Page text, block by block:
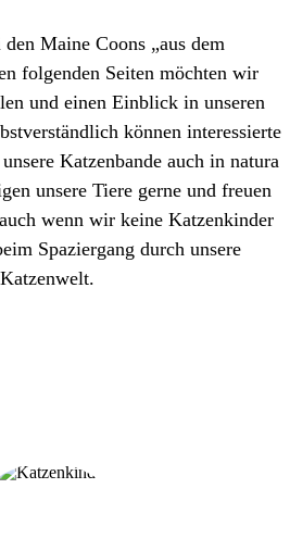
Maine Coons „aus dem
folgenden Seiten möchten wir
und einen Einblick in unseren
können interessierte
Katzenbande auch in natura
unsere Tiere gerne und freuen
wenn wir keine Katzenkinder
Spaziergang durch unsere
Katzenwelt.